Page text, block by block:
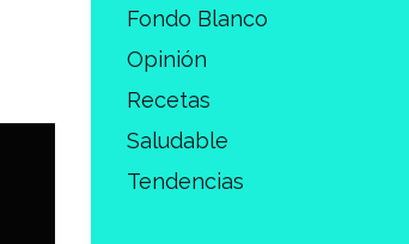
Fondo Blanco
Opinión
Recetas
Saludable
Tendencias